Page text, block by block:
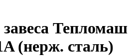
Тепломаш
(нерж. сталь)